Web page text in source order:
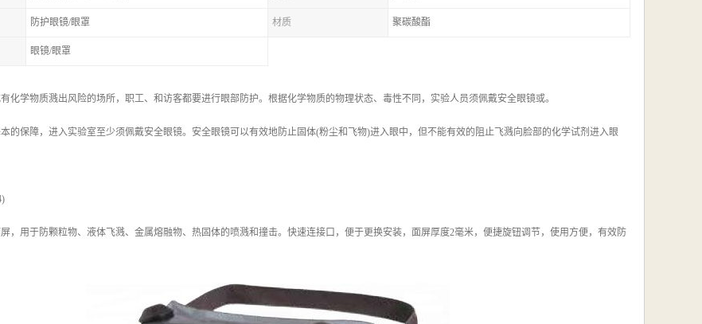
防护眼镜/眼罩 材质 聚碳酸酯
眼镜/眼罩
化学物质溅出风险的场所，职工、和访客都要进行眼部防护。根据化学物质的物理状态、毒性不同，实验人员须佩戴安全眼镜或。
的保障，进入实验室至少须佩戴安全眼镜。安全眼镜可以有效地防止固体(粉尘和飞物)进入眼中，但不能有效的阻止飞溅向脸部的化学试剂进入眼
，用于防颗粒物、液体飞溅、金属熔融物、热固体的喷溅和撞击。快速连接口，便于更换安装，面屏厚度2毫米，便捷旋钮调节，使用方便，有效防